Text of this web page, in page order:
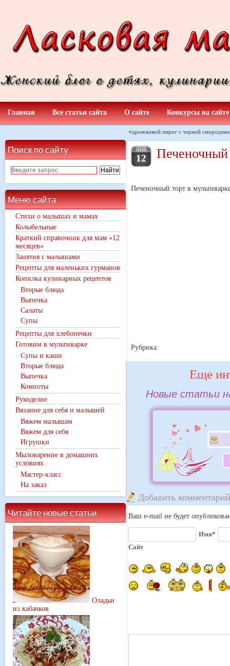
Главная Все статьи сайта О сайте Конкурсы на сайте
Поиск по сайту
Меню сайта
Стихи о малышах и мамах
Колыбельные
Краткий справочник для мам «12
месяцев»
Занятия с малышами
Рецепты для маленьких гурманов
Копилка кулинарных рецептов
Вторые блюда
Выпечка
Салаты
Супы
Рецепты для хлебопечки
Готовим в мультиварке
Супы и каши
Вторые блюда
Выпечка
Компоты
Рукоделие
Вязание для себя и малышей
Вяжем малышам
Вяжем для себя
Игрушки
Мыловарение в домашних
условиях
Мастер-класс
На заказ
Читайте новые статьи
Оладьи
из кабачков
«дрожжевой пирог с черной
ЯНВ
12 Печеночный
Печеночный торт в
Рубрика:
Еще
Новые статьи
Добавить комментарий
Ваш e-mail не будет
Имя*
Сайт